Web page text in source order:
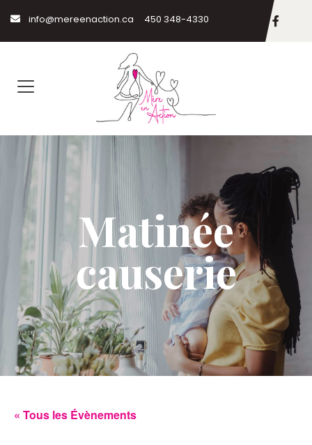
info@mereenaction.ca 450 348-4330
Matinée
causerie
« Tous les Évènements